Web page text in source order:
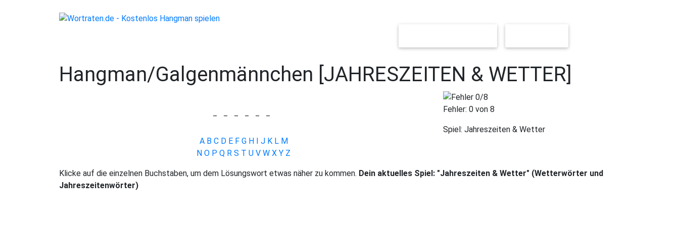
Hangman/Galgenmännchen [JAHRESZEITEN & WETTER]
A B C D E F G H I J K L M
N O P Q R S T U V W X Y Z
Fehler: 0 von 8
Spiel: Jahreszeiten & Wetter
Klicke auf die einzelnen Buchstaben, um dem Lösungswort etwas näher zu kommen. Dein aktuelles Spiel: "Jahreszeiten & Wetter" (Wetterwörter und
Jahreszeitenwörter)